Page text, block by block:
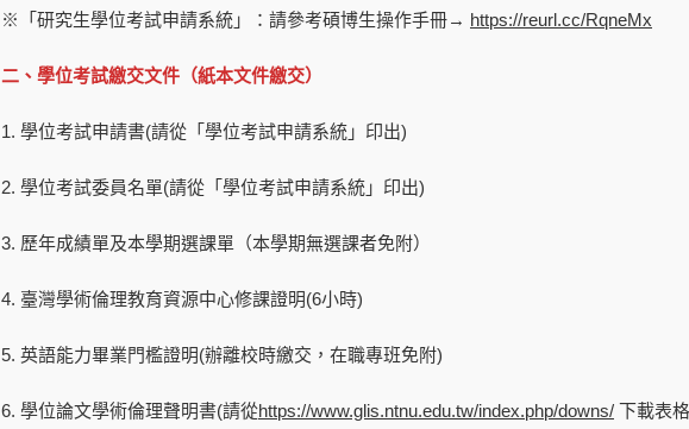
※「研究生學位考試申請系統」：請參考碩博生操作手冊→ https://reurl.cc/RqneMx
二、學位考試繳交文件（紙本文件繳交）
1. 學位考試申請書(請從「學位考試申請系統」印出)
2. 學位考試委員名單(請從「學位考試申請系統」印出)
3. 歷年成績單及本學期選課單（本學期無選課者免附）
4. 臺灣學術倫理教育資源中心修課證明(6小時)
5. 英語能力畢業門檻證明(辦離校時繳交，在職專班免附)
6. 學位論文學術倫理聲明書(請從https://www.glis.ntnu.edu.tw/index.php/downs/ 下載表